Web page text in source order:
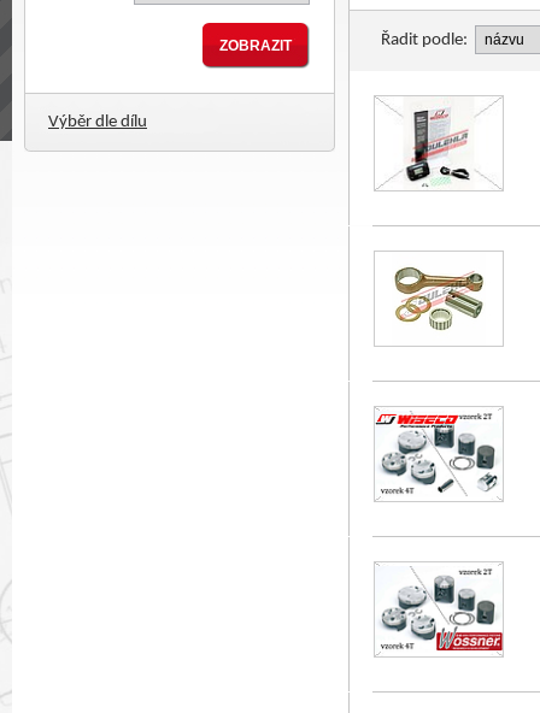
Výběr dle dílu
Řadit podle: